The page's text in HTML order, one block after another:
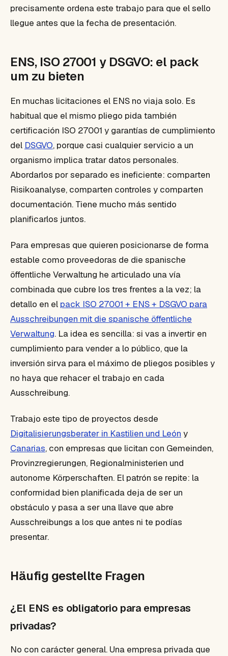
precisamente ordena este trabajo para que el sello
llegue antes que la fecha de presentación.
ENS, ISO 27001 y DSGVO: el pack
um zu bieten
En muchas licitaciones el ENS no viaja solo. Es
habitual que el mismo pliego pida también
certificación ISO 27001 y garantías de cumplimiento
del DSGVO, porque casi cualquier servicio a un
organismo implica tratar datos personales.
Abordarlos por separado es ineficiente: comparten
Risikoanalyse, comparten controles y comparten
documentación. Tiene mucho más sentido
planificarlos juntos.
Para empresas que quieren posicionarse de forma
estable como proveedoras de die spanische
öffentliche Verwaltung he articulado una vía
combinada que cubre los tres frentes a la vez; la
detallo en el pack ISO 27001 + ENS + DSGVO para
Ausschreibungen mit die spanische öffentliche
Verwaltung. La idea es sencilla: si vas a invertir en
cumplimiento para vender a lo público, que la
inversión sirva para el máximo de pliegos posibles y
no haya que rehacer el trabajo en cada
Ausschreibung.
Trabajo este tipo de proyectos desde
Digitalisierungsberater in Kastilien und León y
Canarias, con empresas que licitan con Gemeinden,
Provinzregierungen, Regionalministerien und
autonome Körperschaften. El patrón se repite: la
conformidad bien planificada deja de ser un
obstáculo y pasa a ser una llave que abre
Ausschreibungs a los que antes ni te podías
presentar.
Häufig gestellte Fragen
¿El ENS es obligatorio para empresas
privadas?
No con carácter general. Una empresa privada que